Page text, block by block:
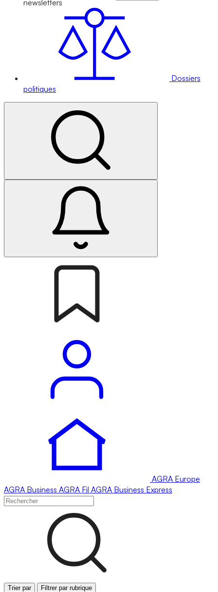
newsletters
Dossiers
politiques
AGRA Europe
AGRA Business AGRA Fil AGRA Business Express
Trier par Filtrer par rubrique